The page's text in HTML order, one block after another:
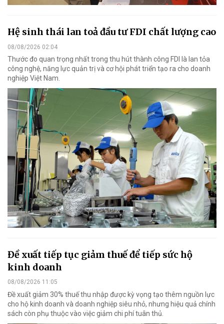
Hệ sinh thái lan toả đầu tư FDI chất lượng cao
08/08/2026 02:04
Thước đo quan trọng nhất trong thu hút thành công FDI là lan tỏa
công nghệ, năng lực quản trị và cơ hội phát triển tạo ra cho doanh
nghiệp Việt Nam.
Đề xuất tiếp tục giảm thuế để tiếp sức hộ
kinh doanh
08/08/2026 11:05
Đề xuất giảm 30% thuế thu nhập được kỳ vọng tạo thêm nguồn lực
cho hộ kinh doanh và doanh nghiệp siêu nhỏ, nhưng hiệu quả chính
sách còn phụ thuộc vào việc giảm chi phí tuân thủ.